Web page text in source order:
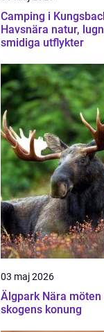
Camping i
Havsnära natur,
smidiga utflykter
03 maj 2026
Älgpark Nära möten med
skogens konung